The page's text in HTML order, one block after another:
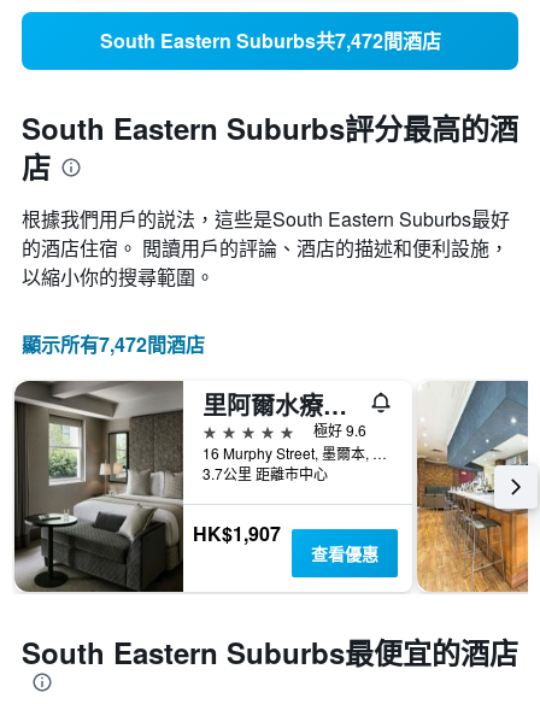
South Eastern Suburbs共7,472間酒店
South Eastern Suburbs評分最高的酒
店
根據我們用戶的説法，這些是South Eastern Suburbs最好
的酒店住宿。 閲讀用戶的評論、酒店的描述和便利設施，
以縮小你的搜尋範圍。
顯示所有7,472間酒店
里阿爾水療酒店 - 南雅拉
5星級
極好 9.6
16 Murphy Street, 墨爾本, VIC, 澳洲
3.7公里 距離市中心
HK$1,907
查看優惠
South Eastern Suburbs最便宜的酒店